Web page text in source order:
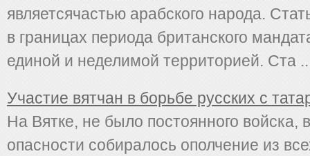
являетсячастью арабского народа.
в границах периода британского
единой и неделимой территорией. Ста
Участие вятчан в борьбе русских с
На Вятке, не было постоянного войска,
опасности собиралось ополчение из